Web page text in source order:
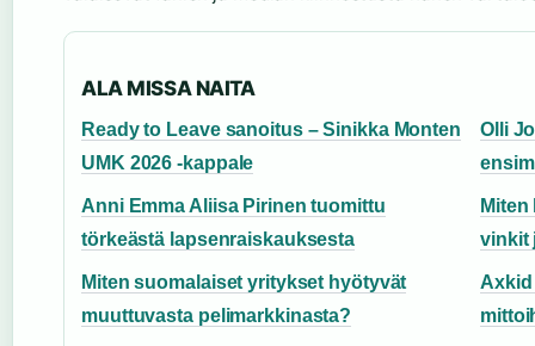
ALA MISSA NAITA
Ready to Leave sanoitus – Sinikka Monten
UMK 2026 -kappale
Olli
Anni Emma Aliisa Pirinen tuomittu
törkeästä lapsenraiskauksesta
vinkit
Miten suomalaiset yritykset hyötyvät
muuttuvasta pelimarkkinasta?
Axkid